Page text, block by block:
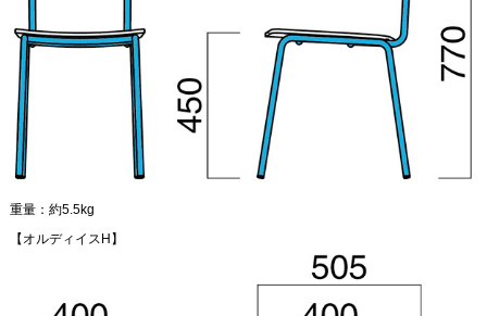
重量：約5.5kg
【オルディイスH】